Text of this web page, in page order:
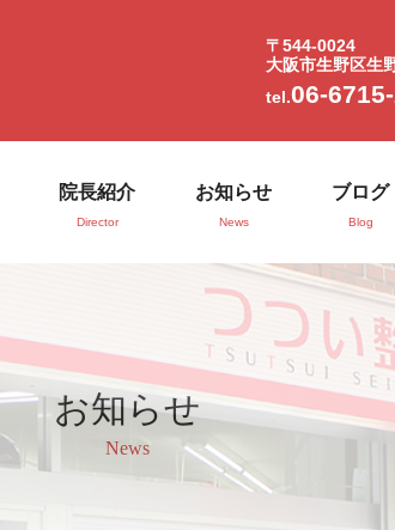
〒544-0024
大阪市生野区生
tel.06-
院長紹介
Director
お知らせ
News
ブログ
Blog
お知らせ
News